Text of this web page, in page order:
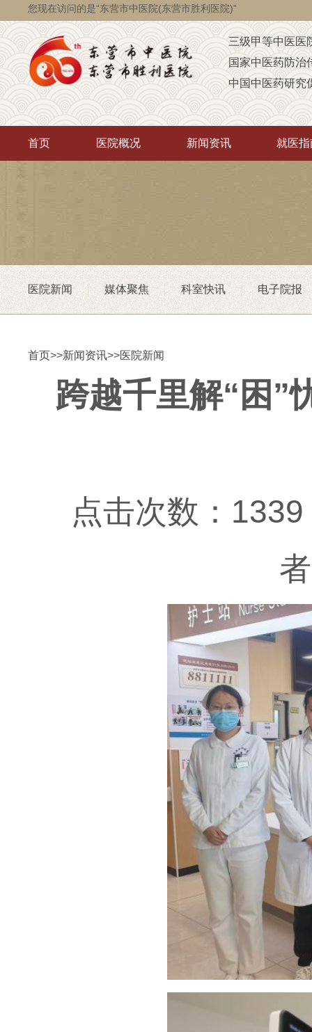
您现在访问的是“东营市中医院(东营市胜利医院)”
三级甲等中医医
国家中医药防治
中国中医药研究
省级智障儿童康
山东省AAA级定
首页 医院概况 新闻资讯 就医
医院新闻 媒体聚焦 科室快讯 电子院报
首页>>新闻资讯>>医院新闻
跨越千里解“困”
点击次数：